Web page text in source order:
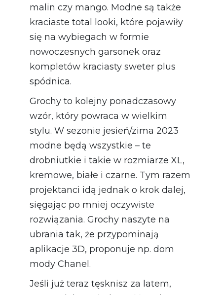
malin czy mango. Modne są także
kraciaste total looki, które pojawiły
się na wybiegach w formie
nowoczesnych garsonek oraz
kompletów kraciasty sweter plus
spódnica.
Grochy to kolejny ponadczasowy
wzór, który powraca w wielkim
stylu. W sezonie jesień/zima 2023
modne będą wszystkie – te
drobniutkie i takie w rozmiarze XL,
kremowe, białe i czarne. Tym razem
projektanci idą jednak o krok dalej,
sięgając po mniej oczywiste
rozwiązania. Grochy naszyte na
ubrania tak, że przypominają
aplikacje 3D, proponuje np. dom
mody Chanel.
Jeśli już teraz tęsknisz za latem,